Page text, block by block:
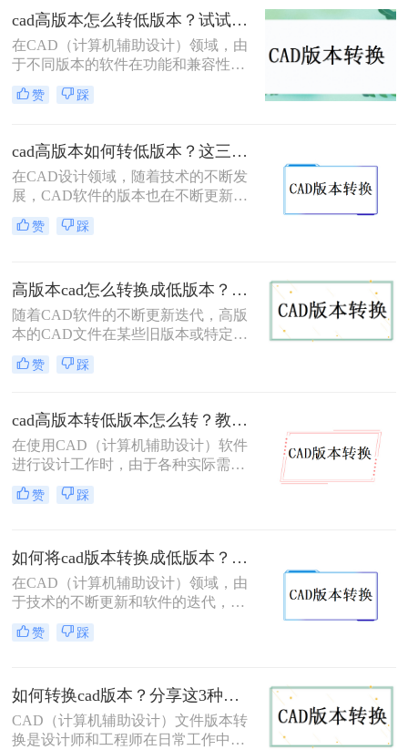
如何把cad高版本转为低版本呢？以下
是一些常用的方法来实现CAD高版本
到低版本的转换。
cad高版本怎么转低版本？试试看这三个方法！
在CAD（计算机辅助设计）领域，由
于不同版本的软件在功能和兼容性上
的差异，经常需要将高版本的CAD文
件转换为低版本以满足特定的软件版
容性。那么cad高版本怎么转低版本
呢？以下将详细介绍几种将CAD高版
本转换为低版本的方法。
赞 踩
cad高版本如何转低版本？这三种方法很好用！
在CAD设计领域，随着技术的不断发
展，CAD软件的版本也在不断更新。
然而，由于各种原因，我们有时需要
将高版本的CAD文件转换为低版本，
转低版本呢？本文将详细介绍CAD高
版本转低版本的几种方法，帮助大家
高效、准确地完成这一操作。
赞 踩
高版本cad怎么转换成低版本？这三个转换方法非常简单！
随着CAD软件的不断更新迭代，高版
本的CAD文件在某些旧版本或特定需
求的场景下可能无法直接打开或编
辑。因此，将高版本CAD转换成低版
本cad怎么转换成低版本呢？下面将详
细介绍几种将高版本CAD转换成低版
本的方法，供您参考。
赞 踩
cad高版本转低版本怎么转？教你3个小妙招轻松搞定！
在使用CAD（计算机辅助设计）软件
进行设计工作时，由于各种实际需
求，我们常常需要将CAD文件从高版
本转换为低版本。这可能是因为旧版
而需要降低版本。那么cad高版本转低
版本怎么转呢？下面，我们将详细介
绍几种CAD高版本转低版本的方法。
赞 踩
如何将cad版本转换成低版本？教你三个小妙招轻松搞定！
在CAD（计算机辅助设计）领域，由
于技术的不断更新和软件的迭代，我
们有时需要将CAD文件从高版本转换
为低版本，以便在旧版本的CAD软件
种常用的方法，帮助您轻松完成CAD
版本的转换。
赞 踩
如何转换cad版本？分享这3种简单的方法！
CAD（计算机辅助设计）文件版本转
换是设计师和工程师在日常工作中经